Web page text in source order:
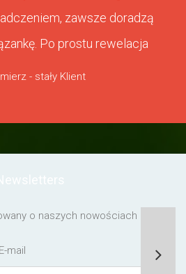
zawsze doradzą
Po prostu rewelacja
- stały Klient
o naszych nowościach lub o
mail